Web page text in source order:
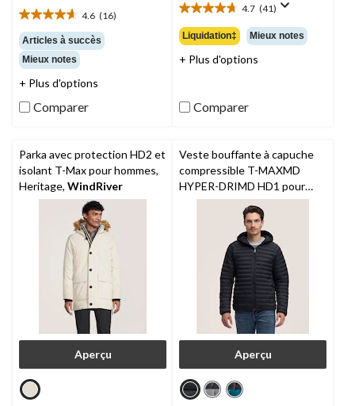
4.6 (16)
4.6
étoile(s)
sur
5.
16
Articles à succès
Mieux notes
+ Plus d'options
Comparer
4.7 (41)
4.7
étoile(s)
sur
5.
Liquidation‡ Mieux notes
+ Plus d'options
Comparer
Parka avec protection HD2 et
isolant T-Max pour hommes,
Heritage, WindRiver
Aperçu
Veste bouffante à capuche
compressible T-MAXMD
HYPER-DRIMD HD1 pour
hommes,WindRiver
Aperçu